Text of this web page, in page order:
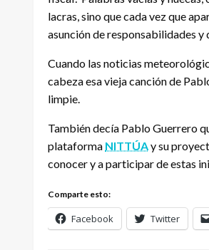
lacras, sino que cada vez que
asunción de responsabilidades y
Cuando las noticias
cabeza esa vieja canción de
limpie.
También decía Pablo Guerrero
plataforma NITTÚAy su
conocer y a participar de estas
Comparte esto:
Facebook Twitter